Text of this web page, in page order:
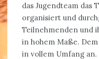
das Jugendteam das
organisiert und
Teilnehmenden und
in hohem Maße.
in vollem Umfang an.